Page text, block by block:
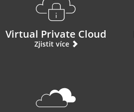
Virtual Private Cloud
Zjistit více